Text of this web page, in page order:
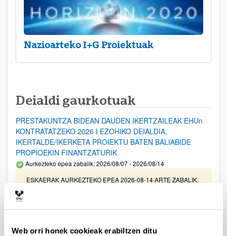
Web orri honek cookieak erabiltzen ditu
Nazioarteko I+G Proiektuak
Deialdi gaurkotuak
PRESTAKUNTZA BIDEAN DAUDEN IKERTZAILEAK EHUn
KONTRATATZEKO 2026 I EZOHIKO DEIALDIA,
IKERTALDE/IKERKETA PROIEKTU BATEN BALIABIDE
PROPIOEKIN FINANTZATURIK
Aurkezteko epea zabalik: 2026/08/07 - 2026/08/14
ESKAERAK AURKEZTEKO EPEA 2026-08-14 ARTE ZABALIK.
UPV/EHUn Azpiegitura Zientifikoa eta Funts Bibliografikoak